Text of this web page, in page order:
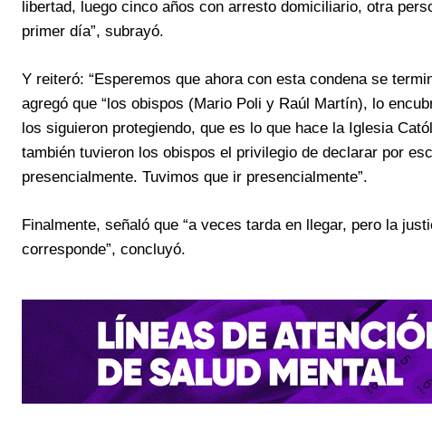
libertad, luego cinco años con arresto domiciliario, otra
primer día”, subrayó.
Y reiteró: “Esperemos que ahora con esta condena se
agregó que “los obispos (Mario Poli y Raúl Martín), lo
los siguieron protegiendo, que es lo que hace la Iglesia
también tuvieron los obispos el privilegio de declarar por
presencialmente. Tuvimos que ir presencialmente”.
Finalmente, señaló que “a veces tarda en llegar, pero la
corresponde”, concluyó.